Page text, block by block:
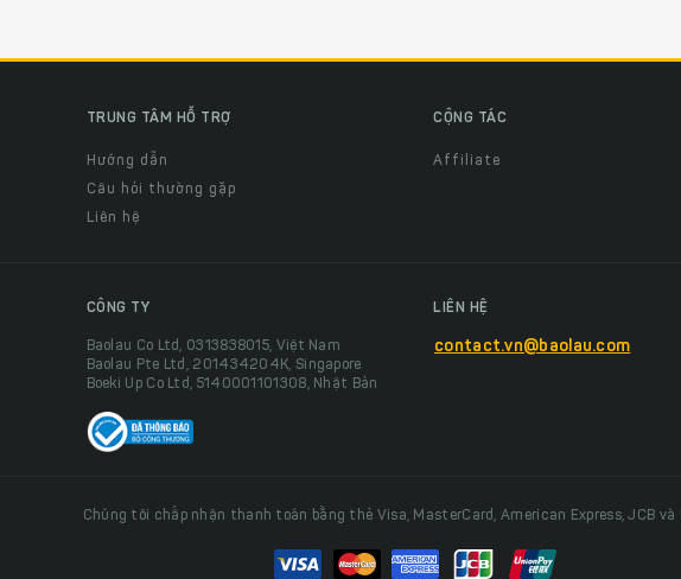
TRUNG TÂM HỖ TRỢ
Hướng dẫn
Câu hỏi thường gặp
Liên hệ
CỘNG TÁC
Affiliate
CÔNG TY
Baolau Co Ltd, 0313838015, Việt Nam
Baolau Pte Ltd, 201434204K, Singapore
Boeki Up Co Ltd, 5140001101308, Nhật Bản
LIÊN HỆ
contact.vn@baolau.com
Chúng tôi chấp nhận thanh toán bằng thẻ Visa, MasterCard, American Express, JCB và